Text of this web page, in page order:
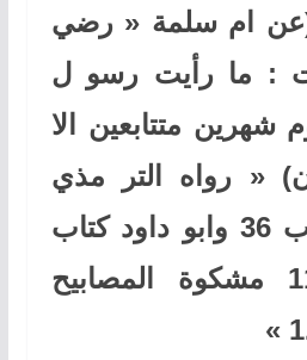
ام سلمة « رضي
: ما رأيت رسو ل
شهرين متتابعين الا
« رواه التر مذي
كتاب الصوم باب 36 وابو داود كتاب
الصوم باب 11 مشكوة المصابيح
»